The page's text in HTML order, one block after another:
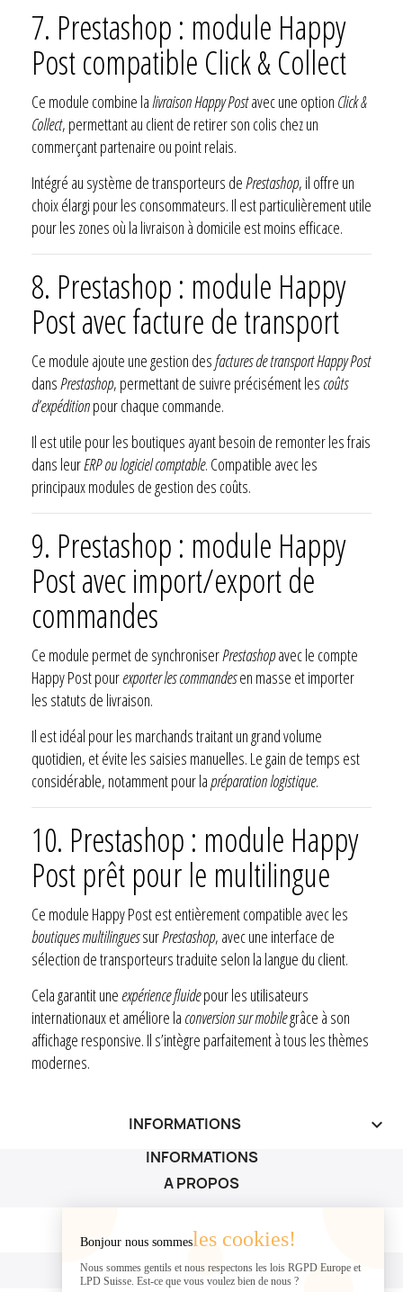
7. Prestashop : module Happy
Post compatible Click & Collect
Ce module combine la livraison Happy Postavec une option Click &
Collect, permettant au client de retirer son colis chez un
commerçant partenaire ou point relais.
Intégré au système de transporteurs dePrestashop, il offre un
choix élargi pour les consommateurs. Il est particulièrement utile
pour les zones où la livraison à domicile est moins efficace.
8. Prestashop : module Happy
Post avec facture de transport
Ce module ajoute une gestion desfactures de transport Happy Post
dansPrestashop, permettant de suivre précisément les coûts
d’expéditionpour chaque commande.
Il est utile pour les boutiques ayant besoin de remonter les frais
dans leurERP ou logiciel comptable. Compatible avec les
principaux modules de gestion des coûts.
9. Prestashop : module Happy
Post avec import/export de
commandes
Ce module permet de synchroniserPrestashopavec le compte
Happy Post pourexporter les commandesen masse et importer
les statuts de livraison.
Il est idéal pour les marchands traitant un grand volume
quotidien, et évite les saisies manuelles. Le gain de temps est
considérable, notamment pour lapréparation logistique.
10. Prestashop : module Happy
Post prêt pour le multilingue
Ce module Happy Post est entièrement compatible avec les
boutiques multilinguessurPrestashop, avec une interface de
sélection de transporteurs traduite selon la langue du client.
Cela garantit une expérience fluidepour les utilisateurs
internationaux et améliore la conversion sur mobilegrâce à son
affichage responsive. Il s’intègre parfaitement à tous les thèmes
modernes.
INFORMATIONS keyboard_arrow_down
INFORMATIONS
A PROPOS
A PROPOS
VOTRE COMPTE
Bonjour nous sommesles cookies!
Nous sommes gentils et nous respectons les lois RGPD Europe et
LPD Suisse. Est-ce que vous voulez bien de nous ?